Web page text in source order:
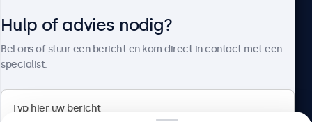
Hulp of advies nodig?
Bel ons of stuur een bericht en kom direct in contact met een
specialist.